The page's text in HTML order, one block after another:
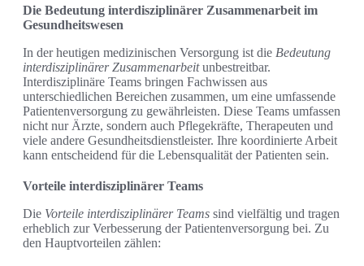
Die Bedeutung interdisziplinärer Zusammenarbeit im
Gesundheitswesen
In der heutigen medizinischen Versorgung ist die Bedeutung
interdisziplinärer Zusammenarbeitunbestreitbar.
Interdisziplinäre Teams bringen Fachwissen aus
unterschiedlichen Bereichen zusammen, um eine umfassende
Patientenversorgung zu gewährleisten. Diese Teams umfassen
nicht nur Ärzte, sondern auch Pflegekräfte, Therapeuten und
viele andere Gesundheitsdienstleister. Ihre koordinierte Arbeit
kann entscheidend für die Lebensqualität der Patienten sein.
Vorteile interdisziplinärer Teams
Die Vorteile interdisziplinärer Teams sind vielfältig und tragen
erheblich zur Verbesserung der Patientenversorgung bei. Zu
den Hauptvorteilen zählen: